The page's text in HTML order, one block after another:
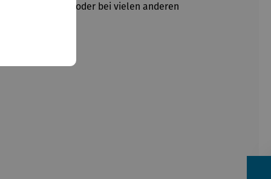
die Wälder oder bei vielen anderen